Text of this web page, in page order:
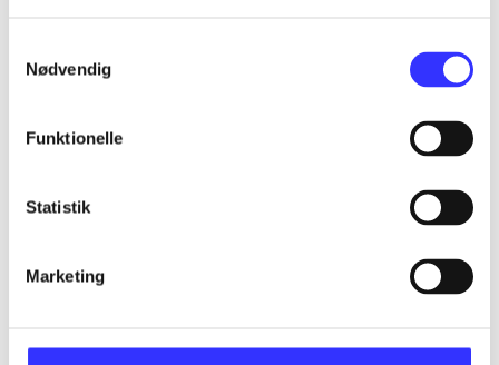
Nødvendig
Funktionelle
Statistik
Marketing
...
...
...
...